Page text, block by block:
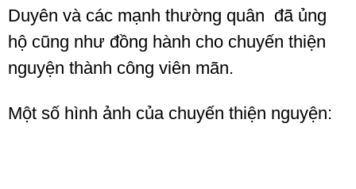
Duyên và các mạnh thường quân đã ủng
hộ cũng như đồng hành cho chuyến thiện
nguyện thành công viên mãn.
Một số hình ảnh của chuyến thiện nguyện: